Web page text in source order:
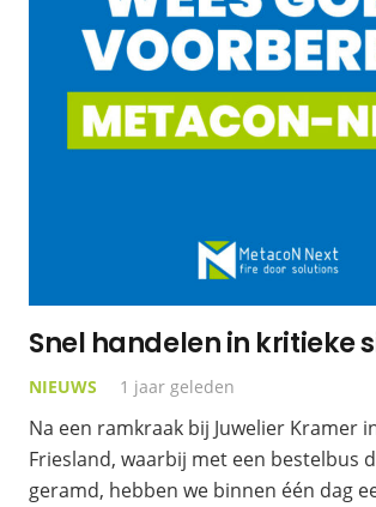
Snel handelen in kritieke
NIEUWS 1 jaar geleden
Na een ramkraak bij Juwelier Kramer
Friesland, waarbij met een bestelbus
geramd, hebben we binnen één dag